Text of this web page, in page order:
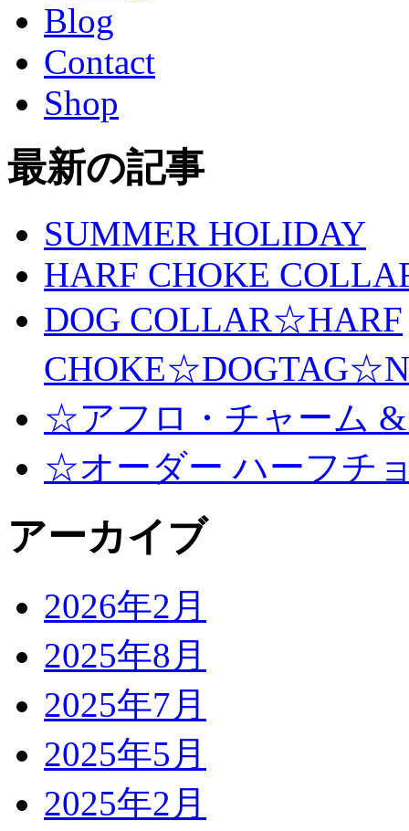
Blog
Contact
Shop
最新の記事
SUMMER HOLIDAY
HARF CHOKE
DOG COLLAR☆HARF
☆アフロ・チャーム
☆オーダー ハーフチ
アーカイブ
2026年2月
2025年8月
2025年7月
2025年5月
2025年2月